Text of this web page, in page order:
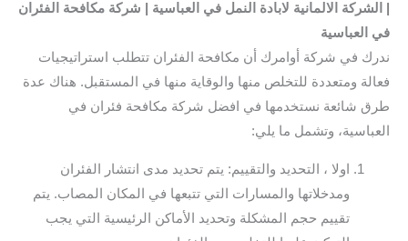
| الشركة الالمانية لابادة النمل في العباسية | شركة مكافحة الفئران
في العباسية
ندرك في شركة أوامرك أن مكافحة الفئران تتطلب استراتيجيات
فعالة ومتعددة للتخلص منها والوقاية منها في المستقبل. هناك عدة
طرق شائعة نستخدمها في افضل شركة مكافحة فئران في
العباسية، وتشمل ما يلي:
اولا ، التحديد والتقييم: يتم تحديد مدى انتشار الفئران
ومدخلاتها والمسارات التي تتبعها في المكان المصاب. يتم
تقييم حجم المشكلة وتحديد الأماكن الرئيسية التي يجب